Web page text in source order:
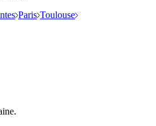
Paris Toulouse